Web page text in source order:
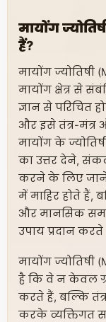
मायोंग
हैं?
मायोंग ज्योतिषी
मायोंग क्षेत्र से
ज्ञान से परिचित
और इसे तंत्र-मंत्र
मायोंग के
का उत्तर देने,
करने के लिए जाने
में माहिर होते हैं,
और मानसिक
उपाय प्रदान करते
मायोंग ज्योतिषी
है कि वे न केवल
करते हैं, बल्कि
करके व्यक्तिगत